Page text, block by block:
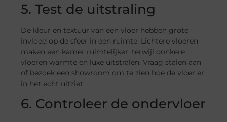
5. Test de uitstraling
De kleur en textuur van een vloer hebben grote
invloed op de sfeer in een ruimte. Lichtere vloeren
maken een kamer ruimtelijker, terwijl donkere
vloeren warmte en luxe uitstralen. Vraag stalen aan
of bezoek een showroom om te zien hoe de vloer er
in het echt uitziet.
6. Controleer de ondervloer